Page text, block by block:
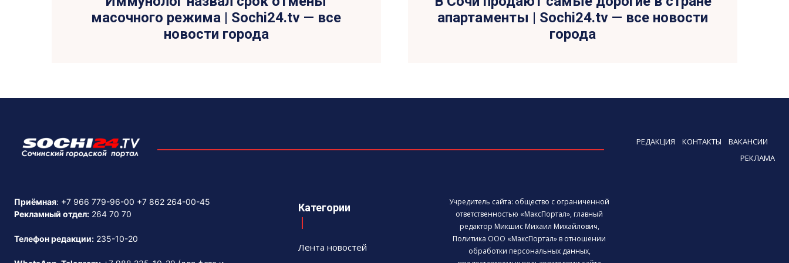
масочного режима | Sochi24.tv — все
новости города
апартаменты | Sochi24.tv — все новости
города
РЕДАКЦИЯ КОНТАКТЫ
ВАКАНСИИ
РЕКЛАМА
Приёмная: +7 966 779-96-00 +7 862 264-00-45
Рекламный отдел: 264 70 70
Телефон редакции: 235-10-20
Категории
Лента новостей
Учредитель сайта: общество с ограниченной
ответственностью «МаксПортал», главный
редактор Микшис Михаил Михайлович,
Политика ООО «МаксПортал» в отношении
обработки персональных данных,